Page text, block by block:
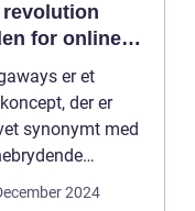
revolution
for online
er et
der er
synonymt med
inden for
2024